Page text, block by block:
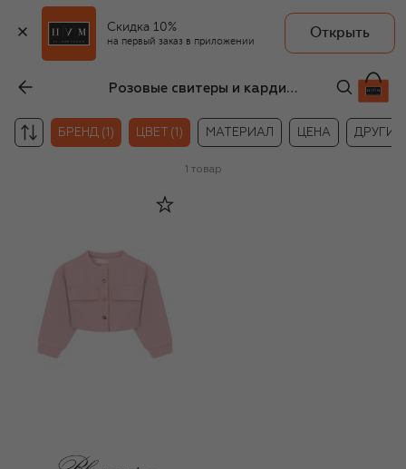
Скидка 10%
на первый заказ в приложении
Открыть
Розовые свитеры и кардиганы Blumarine для новорождённых
БРЕНД (1) ЦВЕТ (1) МАТЕРИАЛ ЦЕНА ДРУГИЕ
1 товар